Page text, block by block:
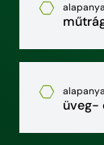
üveg-